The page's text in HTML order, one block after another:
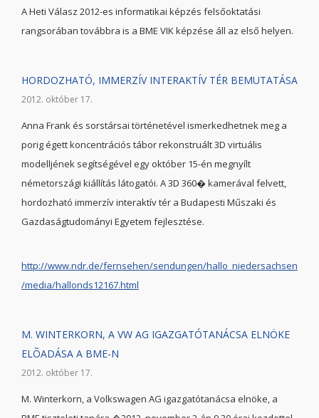
A Heti Válasz 2012-es informatikai képzés felsőoktatási
rangsorában továbbra is a BME VIK képzése áll az első helyen.
HORDOZHATÓ, IMMERZÍV INTERAKTÍV TÉR BEMUTATÁSA
2012. október 17.
Anna Frank és sorstársai történetével ismerkedhetnek meg a
porig égett koncentrációs tábor rekonstruált 3D virtuális
modelljének segítségével egy október 15-én megnyílt
németországi kiállítás látogatói. A 3D 360� kamerával felvett,
hordozható immerzív interaktív tér a Budapesti Műszaki és
Gazdaságtudományi Egyetem fejlesztése.
http://www.ndr.de/fernsehen/sendungen/hallo_niedersachsen
/media/hallonds12167.html
M. WINTERKORN, A VW AG IGAZGATÓTANÁCSA ELNÖKE
ELÕADÁSA A BME-N
2012. október 17.
M. Winterkorn, a Volkswagen AG igazgatótanácsa elnöke, a